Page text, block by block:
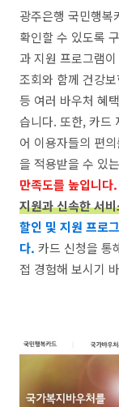
광주은행 국민행복
확인할 수 있도록
과 지원 프로그램
조회와 함께 건강
등 여러 바우처 혜
습니다. 또한, 카드
어 이용자들의 편
을 적용받을 수 있
만족도를 높입니다.
지원과 신속한 서
할인 및 지원 프로
다. 카드 신청을 통
접 경험해 보시기